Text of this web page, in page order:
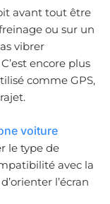
avant tout être
ou sur un
vibrer
encore plus
comme GPS,
voiture
le type de
avec la
l’écran